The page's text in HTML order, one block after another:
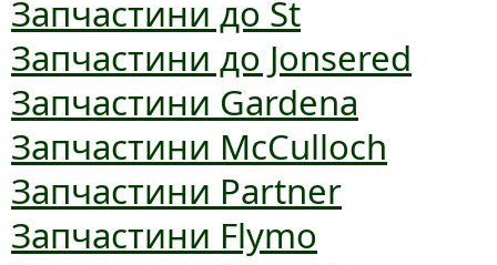
Запчастини до St
Запчастини до Jonsered
Запчастини Gardena
Запчастини McCulloch
Запчастини Partner
Запчастини Flymo